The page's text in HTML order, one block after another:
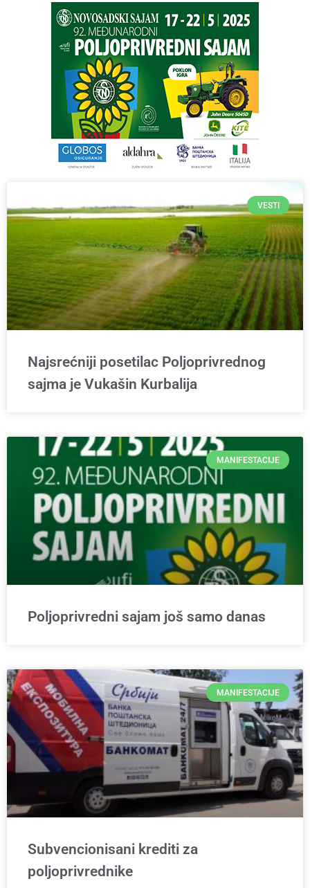
VESTI
Najsrećniji posetilac Poljoprivrednog
sajma je Vukašin Kurbalija
MANIFESTACIJE
Poljoprivredni sajam još samo danas
MANIFESTACIJE
Subvencionisani krediti za
poljoprivrednike